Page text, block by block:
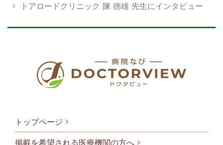
トアロードクリニック 陳 徳雄 先生にインタビュー
トップページ
掲載を希望される医療機関の方へ